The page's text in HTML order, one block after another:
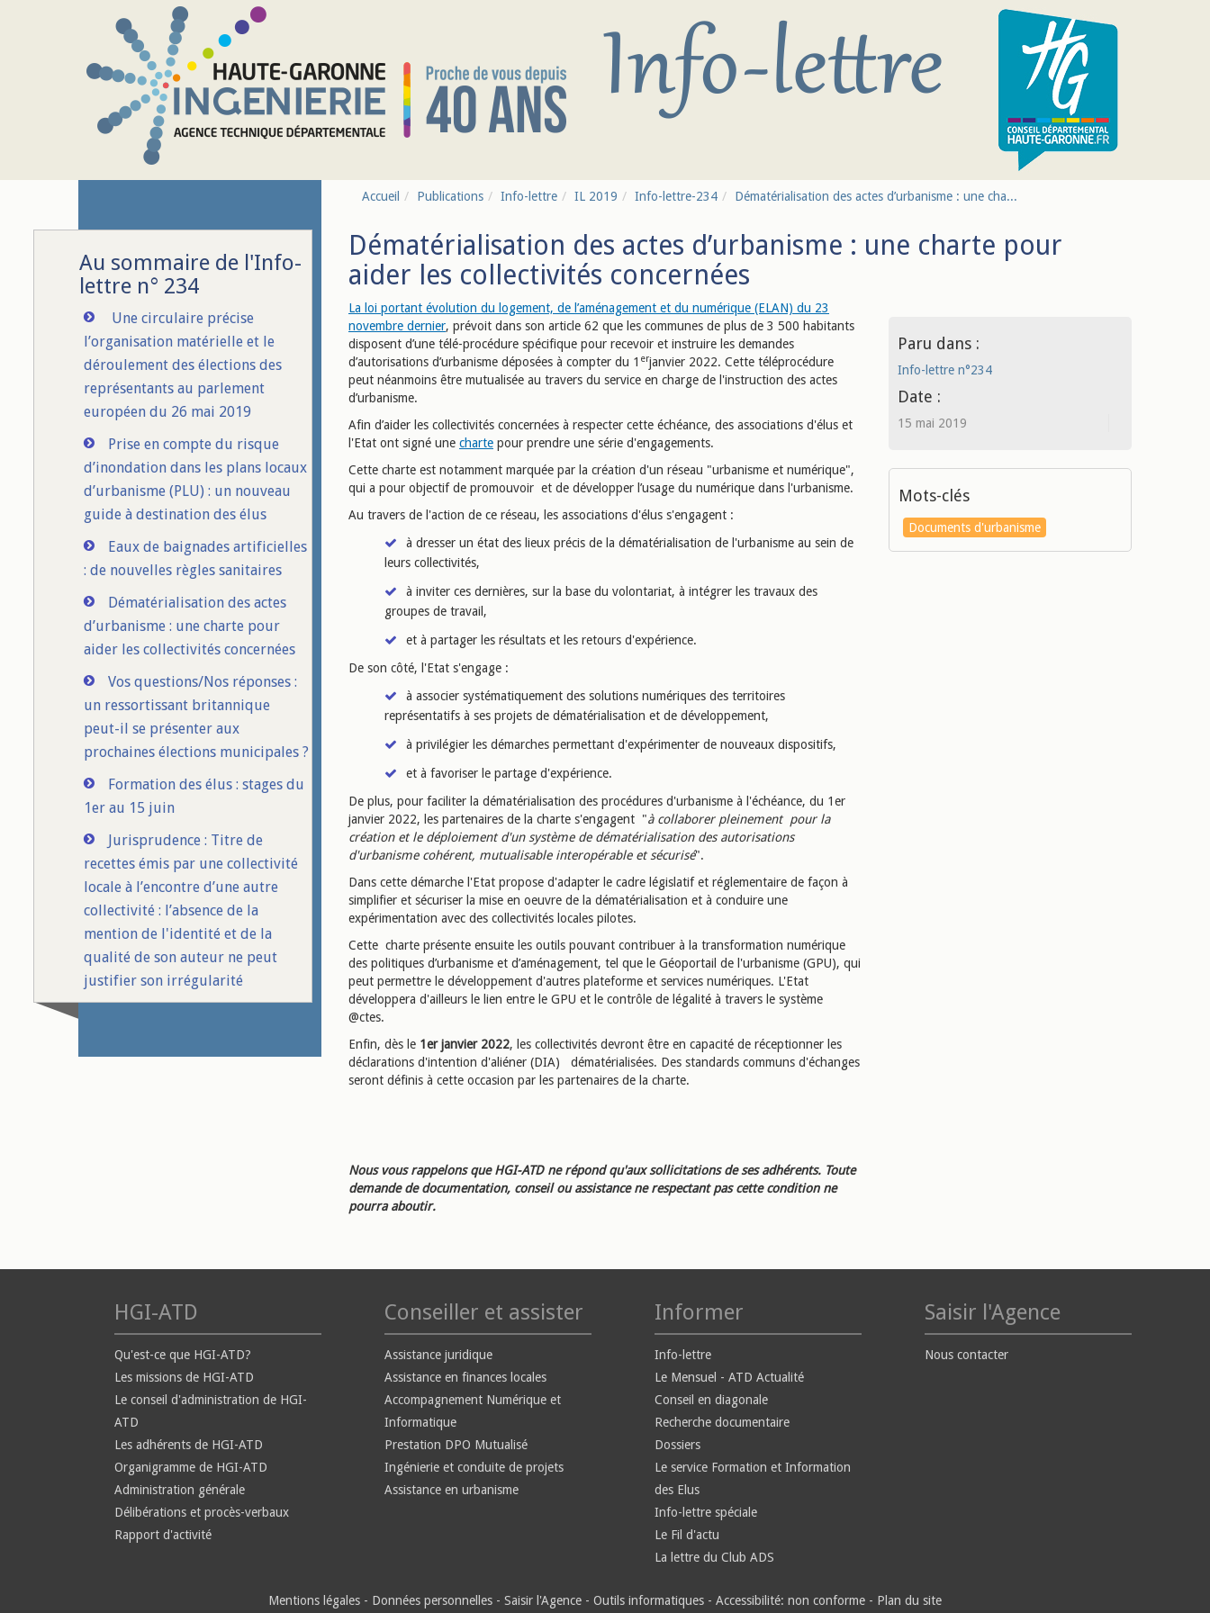
Au sommaire de l'Info-
lettre n° 234
Une circulaire précise
l’organisation matérielle et le
déroulement des élections des
représentants au parlement
européen du 26 mai 2019
Prise en compte du risque
d’inondation dans les plans locaux
d’urbanisme (PLU) : un nouveau
guide à destination des élus
Eaux de baignades artificielles
: de nouvelles règles sanitaires
Dématérialisation des actes
d’urbanisme : une charte pour
aider les collectivités concernées
Vos questions/Nos réponses :
un ressortissant britannique
peut-il se présenter aux
prochaines élections municipales ?
Formation des élus : stages du
1er au 15 juin
Jurisprudence : Titre de
recettes émis par une collectivité
locale à l’encontre d’une autre
collectivité : l’absence de la
mention de l'identité et de la
qualité de son auteur ne peut
justifier son irrégularité
Accueil Publications Info-lettre IL 2019 Info-lettre-234 Dématérialisation des actes d’urbanisme : une cha...
Dématérialisation des actes d’urbanisme : une charte pour
aider les collectivités concernées
La loi portant évolution du logement, de l’aménagement et du numérique (ELAN) du 23
novembre dernier, prévoit dans son article 62 que les communes de plus de 3 500 habitants
disposent d’une télé-procédure spécifique pour recevoir et instruire les demandes
d’autorisations d’urbanisme déposées à compter du 1 erjanvier 2022. Cette téléprocédure
peut néanmoins être mutualisée au travers du service en charge de l'instruction des actes
d’urbanisme.
Afin d’aider les collectivités concernées à respecter cette échéance, des associations d'élus et
l'Etat ont signé une charte pour prendre une série d'engagements.
Cette charte est notamment marquée par la création d'un réseau "urbanisme et numérique",
qui a pour objectif de promouvoir et de développer l’usage du numérique dans l'urbanisme.
Au travers de l'action de ce réseau, les associations d'élus s'engagent :
à dresser un état des lieux précis de la dématérialisation de l'urbanisme au sein de
leurs collectivités,
à inviter ces dernières, sur la base du volontariat, à intégrer les travaux des
groupes de travail,
et à partager les résultats et les retours d'expérience.
De son côté, l'Etat s'engage :
à associer systématiquement des solutions numériques des territoires
représentatifs à ses projets de dématérialisation et de développement,
à privilégier les démarches permettant d'expérimenter de nouveaux dispositifs,
et à favoriser le partage d'expérience.
De plus, pour faciliter la dématérialisation des procédures d'urbanisme à l'échéance, du 1er
janvier 2022, les partenaires de la charte s'engagent "à collaborer pleinement pour la
création et le déploiement d'un système de dématérialisation des autorisations
d'urbanisme cohérent, mutualisable interopérable et sécurisé".
Dans cette démarche l'Etat propose d'adapter le cadre législatif et réglementaire de façon à
simplifier et sécuriser la mise en oeuvre de la dématérialisation et à conduire une
expérimentation avec des collectivités locales pilotes.
Cette charte présente ensuite les outils pouvant contribuer à la transformation numérique
des politiques d’urbanisme et d’aménagement, tel que le Géoportail de l'urbanisme (GPU), qui
peut permettre le développement d'autres plateforme et services numériques. L'Etat
développera d'ailleurs le lien entre le GPU et le contrôle de légalité à travers le système
@ctes.
Enfin, dès le 1er janvier 2022, les collectivités devront être en capacité de réceptionner les
déclarations d'intention d'aliéner (DIA) dématérialisées. Des standards communs d'échanges
seront définis à cette occasion par les partenaires de la charte.
Nous vous rappelons que HGI-ATD ne répond qu'aux sollicitations de ses adhérents. Toute
demande de documentation, conseil ou assistance ne respectant pas cette condition ne
pourra aboutir.
Paru dans :
Info-lettre n°234
Date :
15 mai 2019
Mots-clés
Documents d'urbanisme
HGI-ATD
Qu'est-ce que HGI-ATD?
Les missions de HGI-ATD
Le conseil d'administration de HGI-
ATD
Les adhérents de HGI-ATD
Organigramme de HGI-ATD
Administration générale
Délibérations et procès-verbaux
Rapport d'activité
Conseiller et assister
Assistance juridique
Assistance en finances locales
Accompagnement Numérique et
Informatique
Prestation DPO Mutualisé
Ingénierie et conduite de projets
Assistance en urbanisme
Informer
Info-lettre
Le Mensuel - ATD Actualité
Conseil en diagonale
Recherche documentaire
Dossiers
Le service Formation et Information
des Elus
Info-lettre spéciale
Le Fil d'actu
La lettre du Club ADS
Saisir l'Agence
Nous contacter
Mentions légales - Données personnelles - Saisir l'Agence - Outils informatiques - Accessibilité: non conforme - Plan du site